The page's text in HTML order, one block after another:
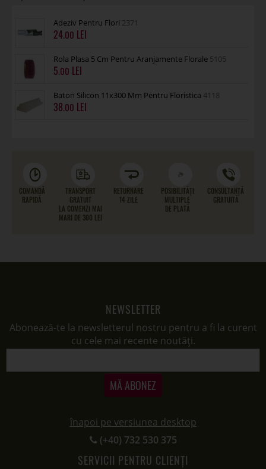
Adeziv Pentru Flori 2371
24.00
Rola Plasa 5 Cm Pentru Aranjamente Florale 5105
5.00
Baton Silicon 11x300 Mm Pentru Floristica 4118
38.00
COMANDĂ
RAPIDĂ
TRANSPORT
GRATUIT
LA COMENZI MAI
MARI DE 300 LEI
RETURNARE
14 ZILE
POSIBILITĂȚI
MULTIPLE
DE PLATĂ
CONSULTANȚĂ
GRATUITĂ
NEWSLETTER
Abonează-te la newsletterul nostru pentru a fi la curent
cu cele mai recente noutăți.
MĂ ABONEZ
înapoi pe versiunea desktop
(+40) 732 530 375
SERVICII PENTRU CLIENȚI